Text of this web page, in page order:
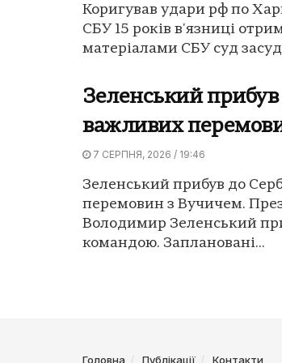
Коригував удари рф по
СБУ 15 років в'язниці
матеріалами СБУ суд
Зеленський прибув
важливих
7 СЕРПНЯ, 2026 / 19:46
Зеленський прибув до
перемовин з Вучичем.
Володимир Зеленський
командою. Заплановані...
Головна Публікації Контакти